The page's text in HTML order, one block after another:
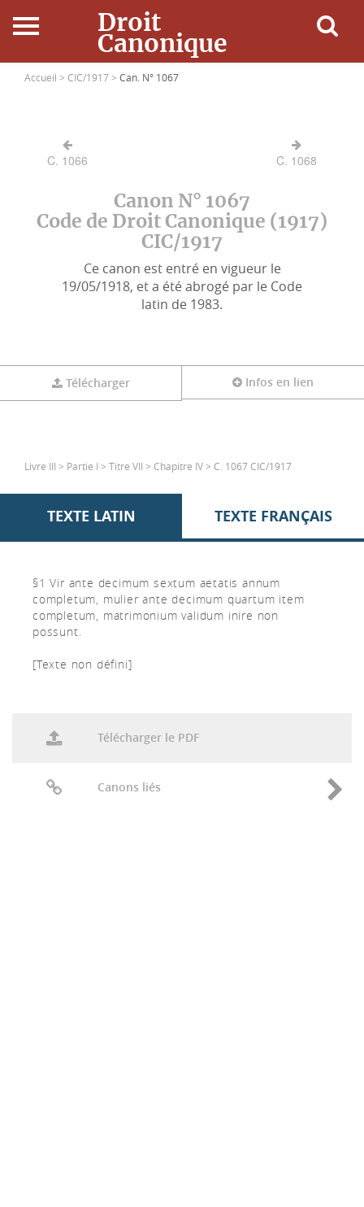
Droit
Canonique
Accueil
Ressources
Accueil > CIC/1917 > Can. N° 1067
C. 1066 C. 1068
Canon N° 1067
Code de Droit Canonique (1917)
CIC/1917
Ce canon est entré en vigueur le
19/05/1918, et a été abrogé par le Code
latin de 1983.
Télécharger Infos en lien
Livre III > Partie I > Titre VII > Chapitre IV > C. 1067 CIC/1917
TEXTE LATIN TEXTE FRANÇAIS
§1 Vir ante decimum sextum aetatis annum
completum, mulier ante decimum quartum item
completum, matrimonium validum inire non
possunt.
[Texte non défini]
Télécharger le PDF
Canons liés